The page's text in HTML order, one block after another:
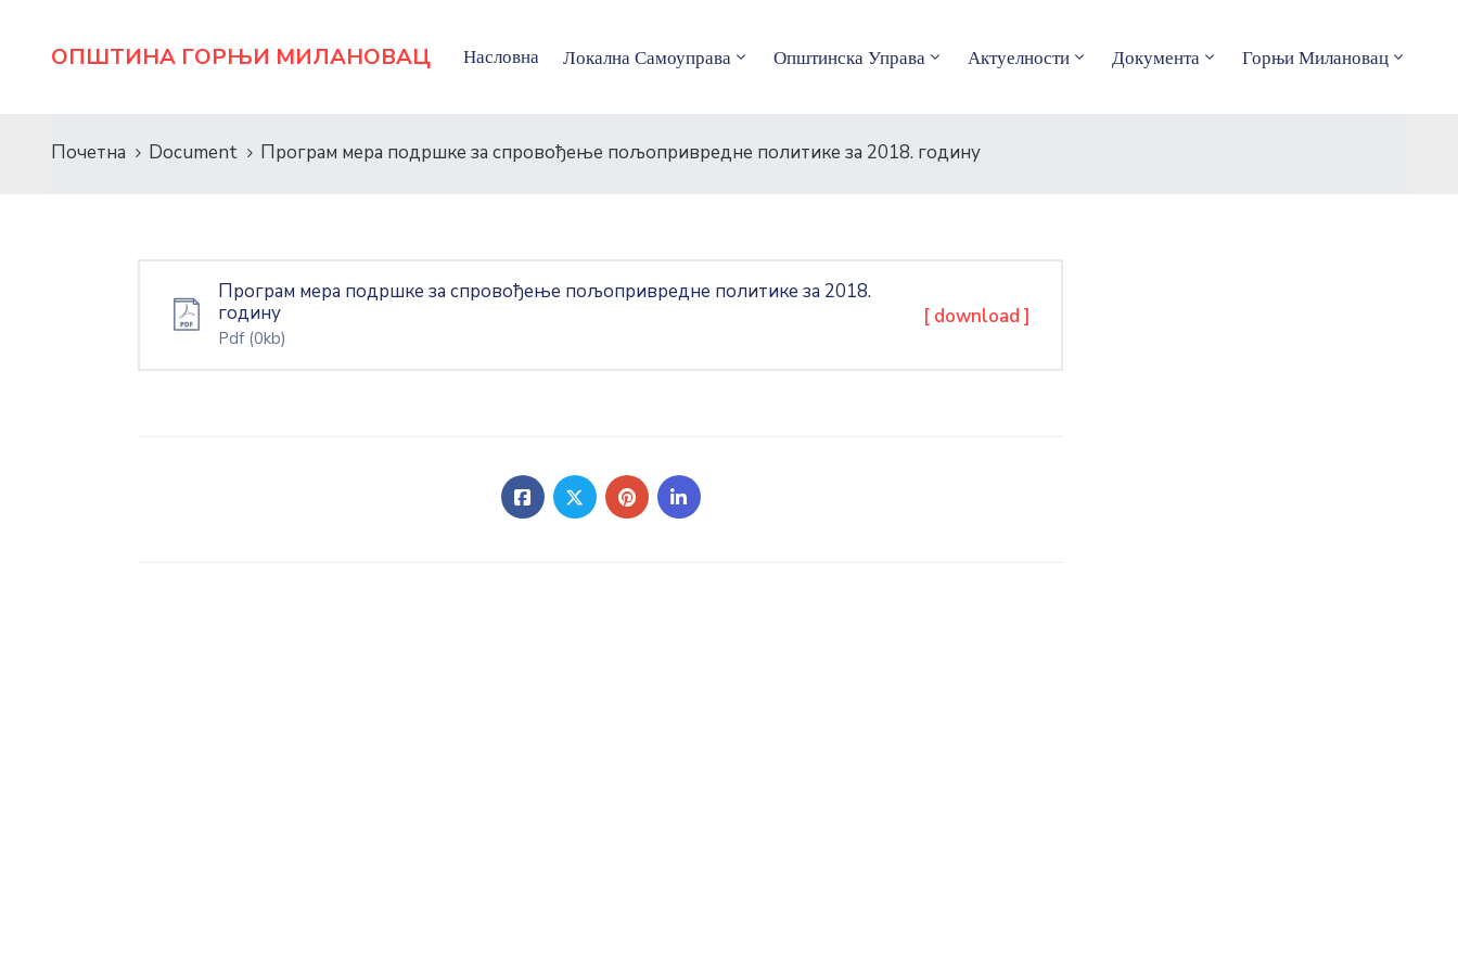
ОПШТИНА ГОРЊИ МИЛАНОВАЦ Насловна Локална Самоуправа Општинска Управа Актуелности Документа Горњи Милановац
Почетна Document Програм мера подршке за спровођење пољопривредне политике за 2018. годину
Програм мера подршке за спровођење пољопривредне политике за 2018.
годину
Pdf (0kb)
[ download ]